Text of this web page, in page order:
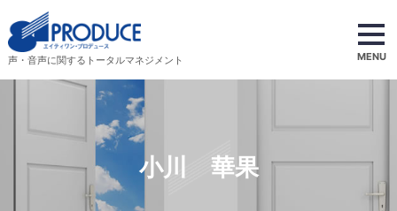
声・音声に関するトータルマネジメント MENU
小川 華果